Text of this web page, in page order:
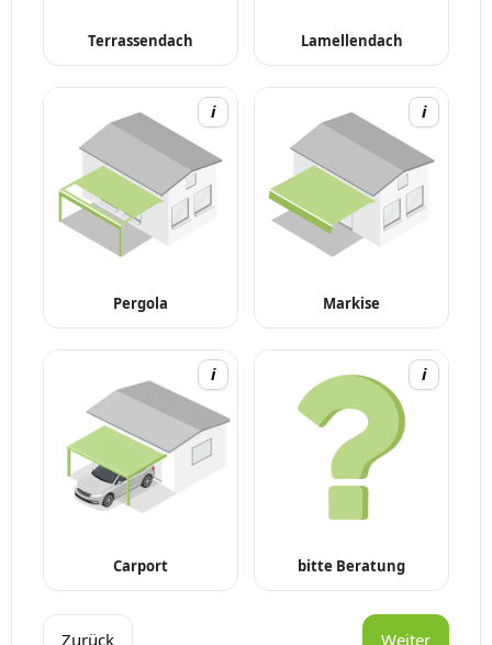
Terrassendach Lamellendach
Pergola
i
Markise
i
Carport
i
bitte Beratung
i
Zurück Weiter